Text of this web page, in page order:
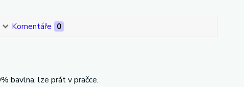
Komentáře 0
bavlna, lze prát v pračce.